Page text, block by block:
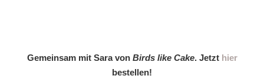
Gemeinsam mit Sara von Birds like Cake. Jetzt hier
bestellen!